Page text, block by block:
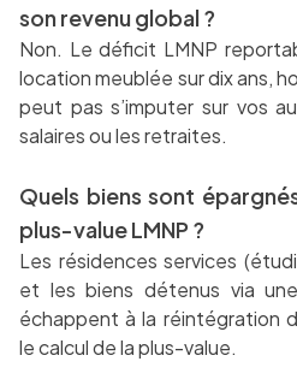
son revenu global ?
Non. Le déficit LMNP
location meublée sur dix ans,
peut pas s’imputer sur vos
salaires ou les retraites.
Quels biens sont
plus-value LMNP ?
Les résidences services
et les biens détenus via
échappent à la réintégration
le calcul de la plus-value.